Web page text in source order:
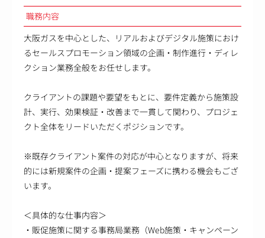
職務内容
大阪ガスを中心とした、リアルおよびデジタル施策におけ
るセールスプロモーション領域の企画・制作進行・ディレ
クション業務全般をお任せします。
クライアントの課題や要望をもとに、要件定義から施策設
計、実行、効果検証・改善まで一貫して関わり、プロジェ
クト全体をリードいただくポジションです。
※既存クライアント案件の対応が中心となりますが、将来
的には新規案件の企画・提案フェーズに携わる機会もござ
います。
＜具体的な仕事内容＞
・販促施策に関する事務局業務（Web施策・キャンペーン